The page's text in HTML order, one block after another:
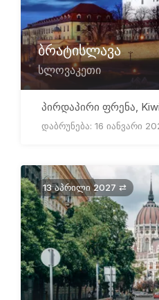
ბრატისლავა
სლოვაკეთი
პირდაპირი ფრენა,
დაბრუნება: 16 იანვარი
13 აპრილი 2027 ⇄